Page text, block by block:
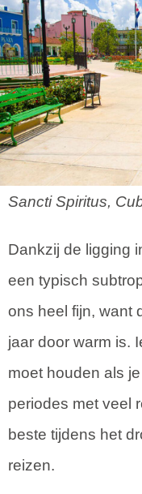
Sancti Spiritus,
Dankzij de ligging
een typisch
ons heel fijn, want
jaar door warm is.
moet houden als
periodes met veel
beste tijdens het
reizen.